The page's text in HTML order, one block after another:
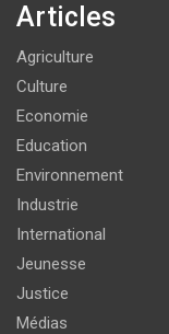
Articles
Agriculture
Culture
Economie
Education
Environnement
Industrie
International
Jeunesse
Justice
Médias